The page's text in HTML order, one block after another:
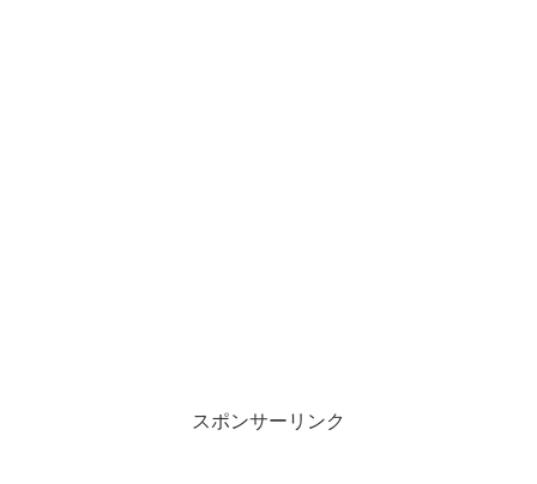
スポンサーリンク